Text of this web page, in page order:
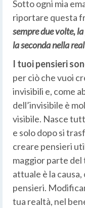
Sotto ogni mia
riportare questa
sempre due volte,
la seconda nella
I tuoi pensieri
per ciò che vuoi
invisibili e, come
dell’invisibile è
visibile. Nasce
e solo dopo si
creare pensieri
maggior parte del
attuale è la
pensieri.
tua realtà, nel